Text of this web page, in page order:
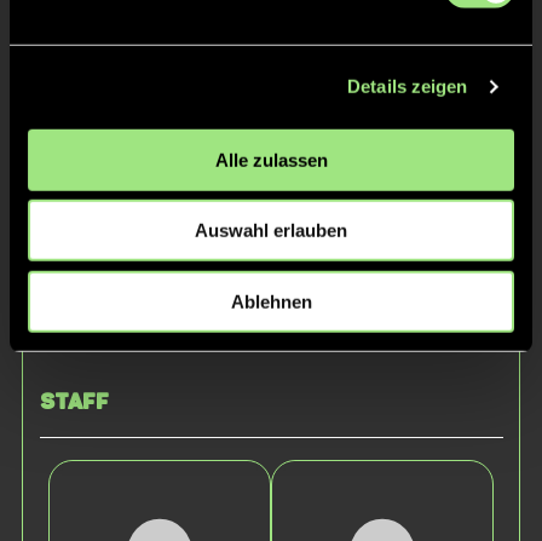
Details zeigen
Alle zulassen
Auswahl erlauben
Ablehnen
Milla
Hannah
Staff